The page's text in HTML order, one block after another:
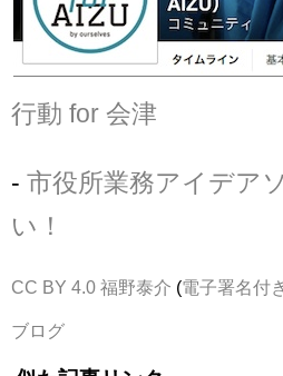
行動 for 会津
- 市役所業務アイデア
い！
CC BY 4.0 福野泰介 (電子署名付
ブログ